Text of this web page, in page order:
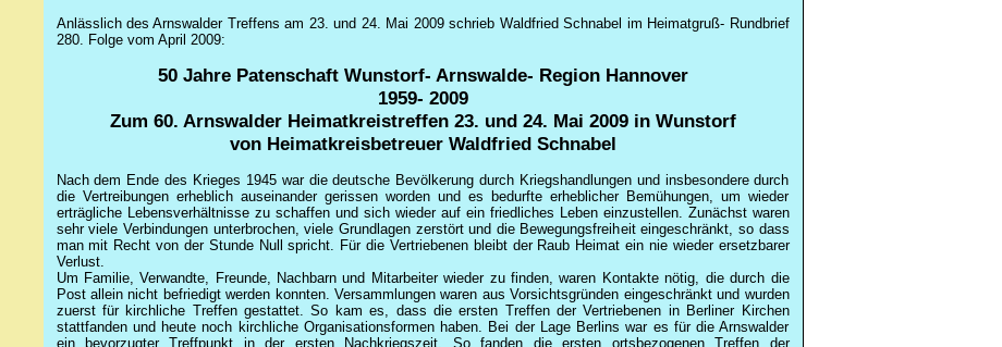
Anlässlich des Arnswalder Treffens am 23. und 24. Mai 2009 schrieb Waldfried Schnabel im Heimatgruß- Rundbrief
280. Folge vom April 2009:
50 Jahre Patenschaft Wunstorf- Arnswalde- Region Hannover
1959- 2009
Zum 60. Arnswalder Heimatkreistreffen 23. und 24. Mai 2009 in Wunstorf
von Heimatkreisbetreuer WaldfriedSchnabel
Nach dem Ende des Krieges 1945 war die deutsche Bevölkerung durch Kriegshandlungen und insbesondere durch
die Vertreibungen erheblich auseinander gerissen worden und es bedurfte erheblicher Bemühungen, um wieder
erträgliche Lebensverhältnisse zu schaffen und sich wieder auf ein friedliches Leben einzustellen. Zunächst waren
sehr viele Verbindungen unterbrochen, viele Grundlagen zerstört und die Bewegungsfreiheit eingeschränkt, so dass
man mit Recht von der Stunde Null spricht. Für die Vertriebenen bleibt der Raub Heimat ein nie wieder ersetzbarer
Verlust.
Um Familie, Verwandte, Freunde, Nachbarn und Mitarbeiter wieder zu finden, waren Kontakte nötig, die durch die
Post allein nicht befriedigt werden konnten. Versammlungen waren aus Vorsichtsgründen eingeschränkt und wurden
zuerst für kirchliche Treffen gestattet. So kam es, dass die ersten Treffen der Vertriebenen in Berliner Kirchen
stattfanden und heute noch kirchliche Organisationsformen haben. Bei der Lage Berlins war es für die Arnswalder
ein bevorzugter Treffpunkt in der ersten Nachkriegszeit. So fanden die ersten ortsbezogenen Treffen der